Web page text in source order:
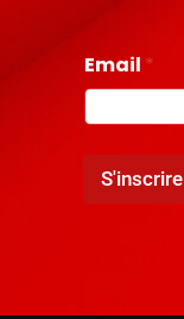
Email *
S'inscrire